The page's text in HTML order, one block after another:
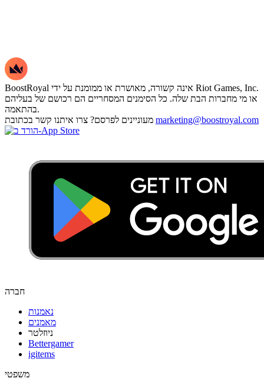
BoostRoyal אינה קשורה, מאושרת או ממומנת על ידי Riot Games, Inc.
או מי מחברות הבת שלה. כל הסימנים המסחריים הם רכושם של בעליהם
בהתאמה.
marketing@boostroyal.com
חברה
נאמנות
מאמנים
ניוזלטר
Bettergamer
igitems
משפטי